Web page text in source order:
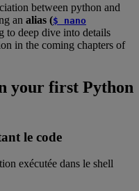
between python and
an alias ($ nano
to deep dive into details
in the coming chapters of
your first Python
le code
exécutée dans le shell